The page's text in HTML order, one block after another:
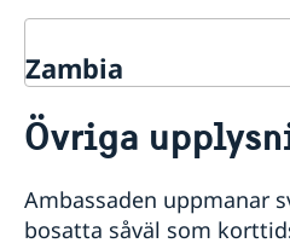
Zambia
Hjälp till svenskar i
Akut hjälp
Svenskt medborgarskap
Ambassadens
Övriga
Ambassaden uppmanar
bosatta såväl som